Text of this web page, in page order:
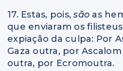
17. Estas, pois,são as
que enviaram os
expiação da culpa: Por
Gaza outra, por
outra, por Ecromoutra.